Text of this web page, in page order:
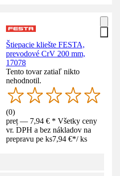
Štiepacie kliešte FESTA,
prevodové CrV 200 mm,
17078
Tento tovar zatiaľ nikto
nehodnotil.
(0)
preț — 7,94 € * Všetky ceny
vr. DPH a bez nákladov na
prepravu pe ks7,94 €*/ ks